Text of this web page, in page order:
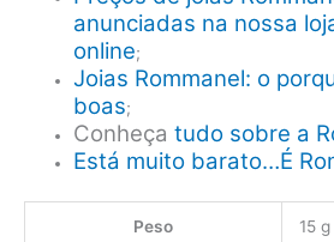
anunciadas na nossa
online;
Joias Rommanel: o
boas;
Conheçatudo sobre a
Está muito barato…É
Peso 15 g